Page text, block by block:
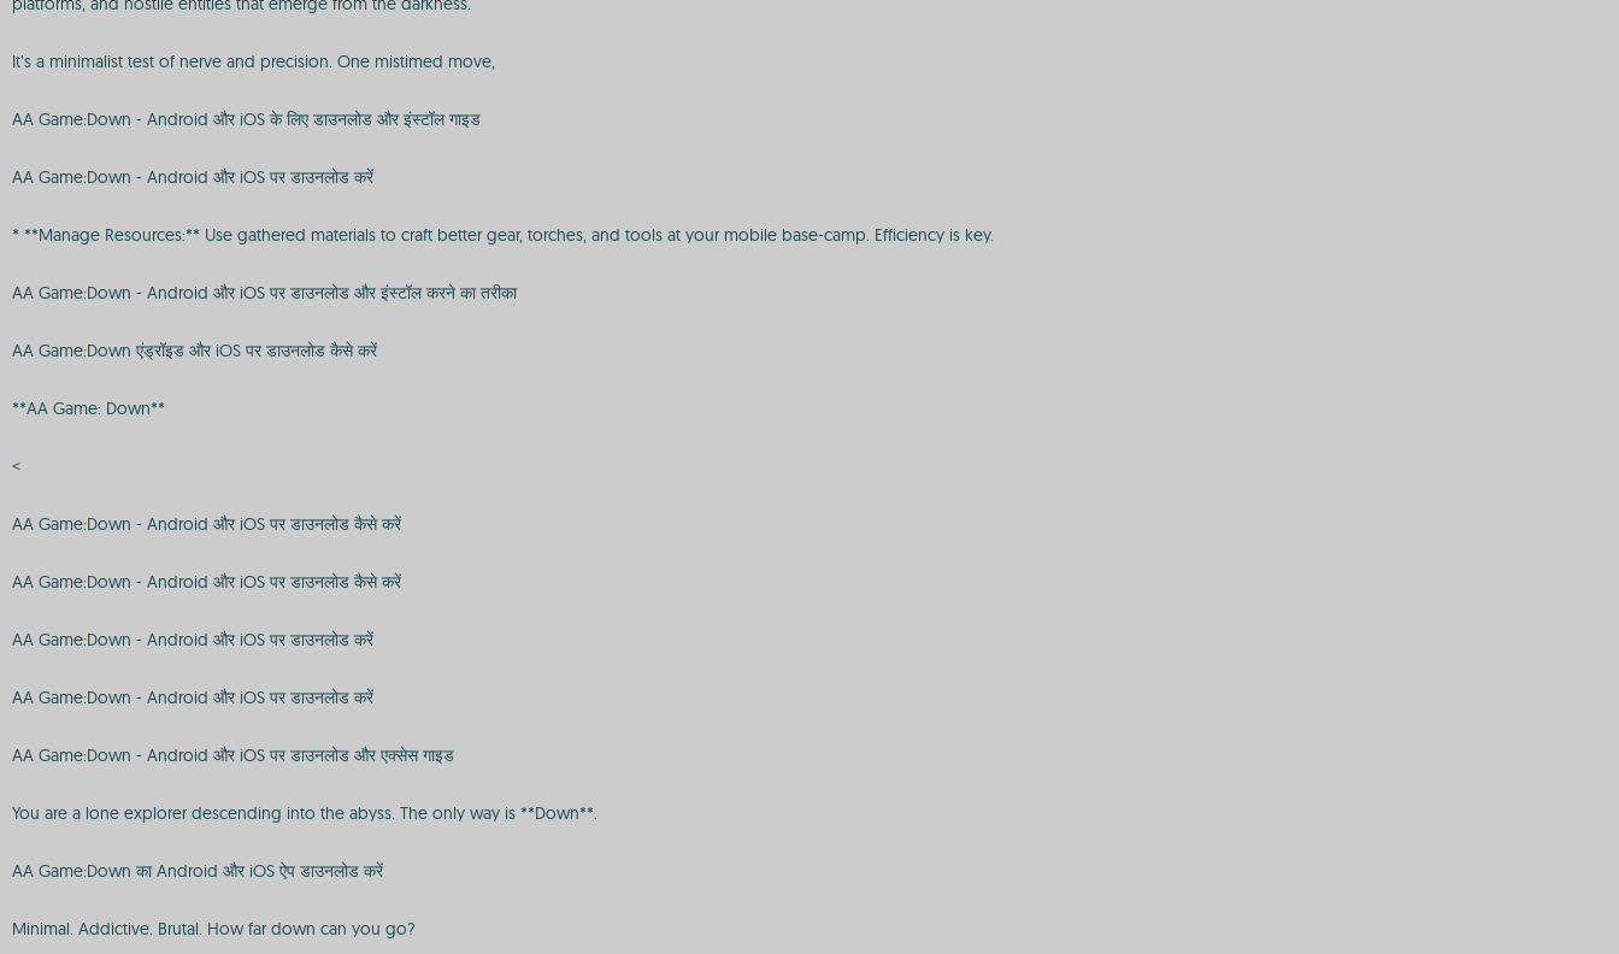
It’s a minimalist test of nerve and precision. One mistimed move,
AA Game:Down - Android और iOS के लिए डाउनलोड और इंस्टॉल गाइड
AA Game:Down - Android और iOS पर डाउनलोड करें
* **Manage Resources:** Use gathered materials to craft better gear, torches, and tools at your mobile base-camp. Efficiency is key.
AA Game:Down - Android और iOS पर डाउनलोड और इंस्टॉल करने का तरीका
AA Game:Down एंड्रॉइड और iOS पर डाउनलोड कैसे करें
**AA Game: Down**
<
AA Game:Down - Android और iOS पर डाउनलोड कैसे करें
AA Game:Down - Android और iOS पर डाउनलोड कैसे करें
AA Game:Down - Android और iOS पर डाउनलोड करें
AA Game:Down - Android और iOS पर डाउनलोड करें
AA Game:Down - Android और iOS पर डाउनलोड और एक्सेस गाइड
You are a lone explorer descending into the abyss. The only way is **Down**.
AA Game:Down का Android और iOS ऐप डाउनलोड करें
Minimal. Addictive. Brutal. How far down can you go?